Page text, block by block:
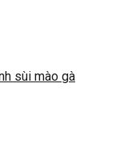
sùi mào gà